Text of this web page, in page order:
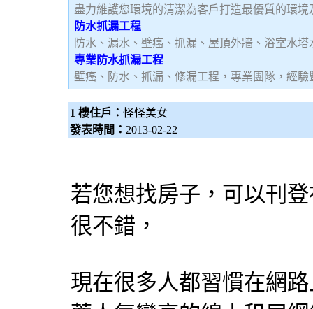
盡力維護您環境的清潔為客戶打造最優質的環境
防水抓漏工程
防水、漏水、壁癌、抓漏、屋頂外牆、浴室水
專業防水抓漏工程
壁癌、防水、抓漏、修漏工程，專業團隊，經
1 樓住戶： 怪怪美女
發表時間： 2013-02-22
若您想找房子，可以刊
很不錯，
現在很多人都習慣在網